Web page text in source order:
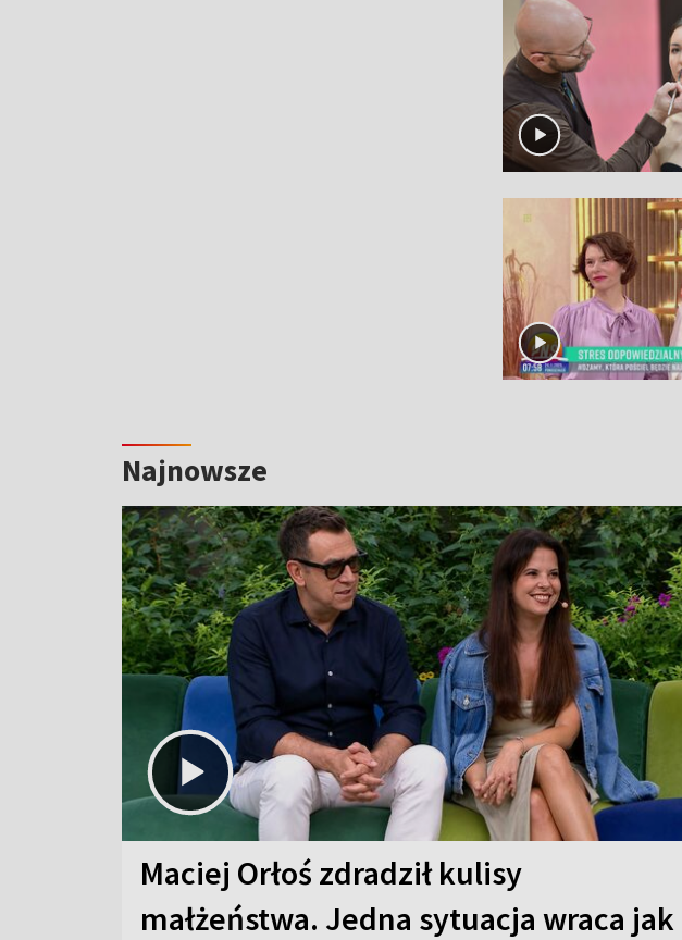
Najnowsze
Maciej Orłoś zdradził kulisy
małżeństwa. Jedna sytuacja wraca jak